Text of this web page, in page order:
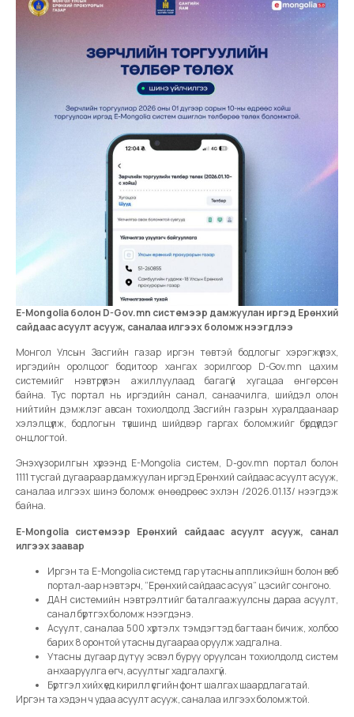
E-Mongolia болон D-Gov.mn системээр дамжуулан иргэд Ерөнхий
сайдаас асуулт асууж, саналаа илгээх боломж нээгдлээ
Монгол Улсын Засгийн газар иргэн төвтэй бодлогыг хэрэгжүүлэх,
иргэдийн оролцоог бодитоор хангах зорилгоор D-Gov.mn цахим
системийг нэвтрүүлэн ажиллуулаад багагүй хугацаа өнгөрсөн
байна. Тус портал нь иргэдийн санал, санаачилга, шийдэл олон
нийтийн дэмжлэг авсан тохиолдолд Засгийн газрын хуралдаанаар
хэлэлцүүлж, бодлогын түвшинд шийдвэр гаргах боломжийг бүрдүүлдэг
онцлогтой.
Энэхүү зорилгын хүрээнд E-Mongolia систем, D-gov.mn портал болон
1111 тусгай дугаараар дамжуулан иргэд Ерөнхий сайдаас асуулт асууж,
саналаа илгээх шинэ боломж өнөөдрөөс эхлэн /2026.01.13/ нээгдэж
байна.
E-Mongolia системээр Ерөнхий сайдаас асуулт асууж, санал
илгээх заавар
Иргэн та E-Mongolia системд гар утасны аппликэйшн болон веб
портал-аар нэвтэрч, “Ерөнхий сайдаас асууя” цэсийг сонгоно.
ДАН системийн нэвтрэлтийг баталгаажуулсны дараа асуулт,
санал бүртгэх боломж нээгдэнэ.
Асуулт, саналаа 500 хүртэлх тэмдэгтэд багтаан бичиж, холбоо
барих 8 оронтой утасны дугаараа оруулж хадгална.
Утасны дугаар дутуу эсвэл буруу оруулсан тохиолдолд систем
анхааруулга өгч, асуултыг хадгалахгүй.
Бүртгэл хийх үед кирилл үсгийн фонт шалгах шаардлагатай.
Иргэн та хэдэн ч удаа асуулт асууж, саналаа илгээх боломжтой.